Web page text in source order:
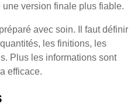
version finale plus fiable.
avec soin. Il faut définir
les finitions, les
Plus les informations sont
efficace.